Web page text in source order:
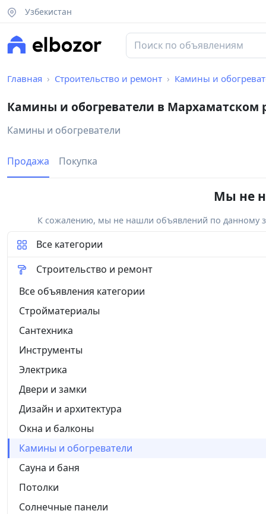
Узбекистан
Главная Строительство и ремонт Камины и
Камины и обогреватели в Мархаматском
Камины и обогреватели
Продажа Покупка
Мы не
К сожалению, мы не нашли объявлений по данному
Все категории
Строительство и ремонт
Все объявления категории
Стройматериалы
Сантехника
Инструменты
Электрика
Двери и замки
Дизайн и архитектура
Окна и балконы
Камины и обогреватели
Сауна и баня
Потолки
Солнечные панели